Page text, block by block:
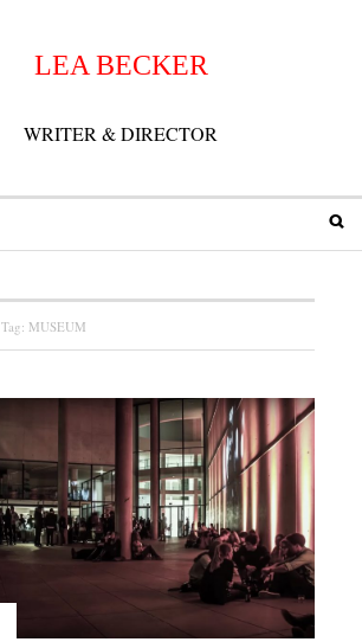
LEA BECKER
WRITER & DIRECTOR
Tag: MUSEUM